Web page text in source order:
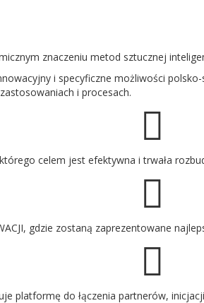
znaczeniu metod sztucznej
i specyficzne możliwości
i procesach.
celem jest efektywna i trwała
gdzie zostaną zaprezentowane
platformę do łączenia partnerów,